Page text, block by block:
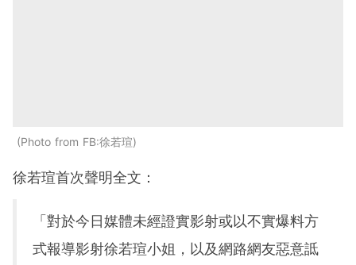
Photo from FB:徐若瑄
徐若瑄首次聲明全文：
「對於今日媒體未經證實影射或以不實爆料方
式報導影射徐若瑄小姐，以及網路網友惡意詆